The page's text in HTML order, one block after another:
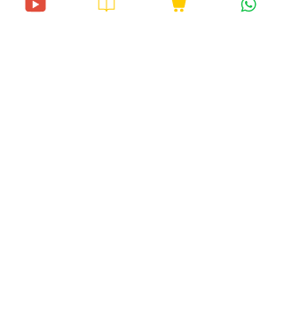
especialmente para observar